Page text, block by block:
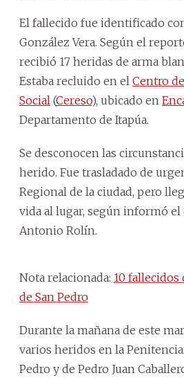
El fallecido fue identificado
González Vera. Según el
recibió 17 heridas de arma
Estaba recluido en el Centro
Social (Cereso), ubicado en
Departamento de Itapúa.
Se desconocen las
herido. Fue trasladado de
Regional de la ciudad, pero
vida al lugar, según informó el
Antonio Rolín.
Nota relacionada: 10 fallecidos
de San Pedro
Durante la mañana de este
varios heridos en la
Pedro y de Pedro Juan